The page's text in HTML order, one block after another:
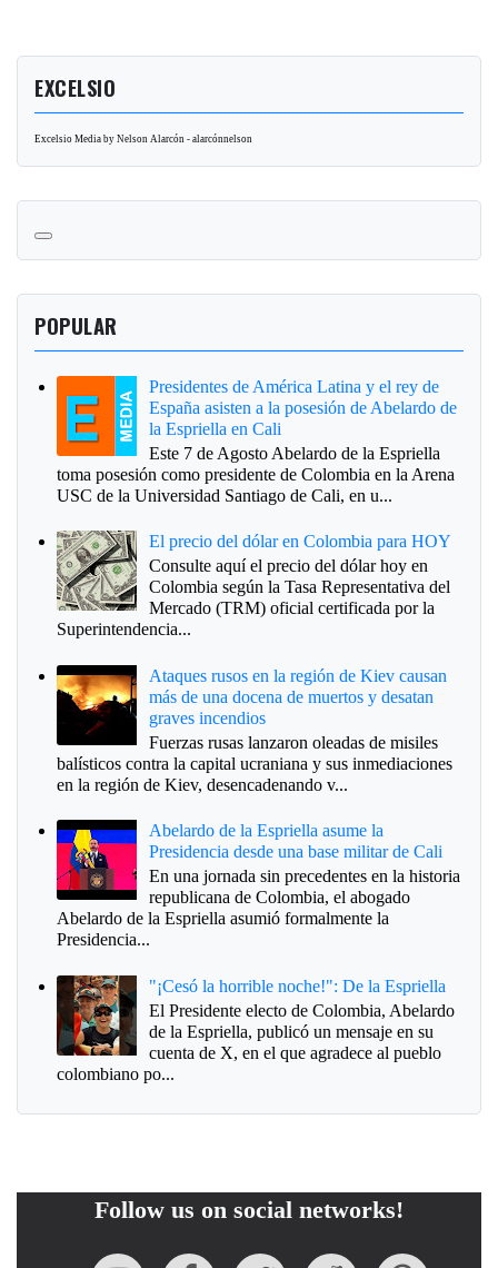
EXCELSIO
Excelsio Media by Nelson Alarcón - alarcónnelson
POPULAR
Presidentes de América Latina y el rey de
España asisten a la posesión de Abelardo de
la Espriella en Cali
Este 7 de Agosto Abelardo de la Espriella
toma posesión como presidente de Colombia en la Arena
USC de la Universidad Santiago de Cali, en u...
El precio del dólar en Colombia para HOY
Consulte aquí el precio del dólar hoy en
Colombia según la Tasa Representativa del
Mercado (TRM) oficial certificada por la
Superintendencia...
Ataques rusos en la región de Kiev causan
más de una docena de muertos y desatan
graves incendios
Fuerzas rusas lanzaron oleadas de misiles
balísticos contra la capital ucraniana y sus inmediaciones
en la región de Kiev, desencadenando v...
Abelardo de la Espriella asume la
Presidencia desde una base militar de Cali
En una jornada sin precedentes en la historia
republicana de Colombia, el abogado
Abelardo de la Espriella asumió formalmente la
Presidencia...
"¡Cesó la horrible noche!": De la Espriella
El Presidente electo de Colombia, Abelardo
de la Espriella, publicó un mensaje en su
cuenta de X, en el que agradece al pueblo
colombiano po...
Follow us on social networks!